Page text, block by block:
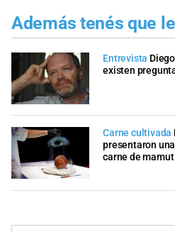
Además tenés que
Entrevista
existen
Carne cultivada
presentaron
carne de mamut